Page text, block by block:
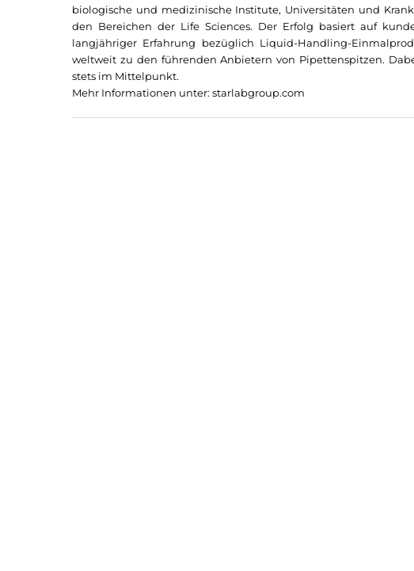
biologische und medizinische Institute, Universitäten und
den Bereichen der Life Sciences. Der Erfolg basiert auf
langjähriger Erfahrung bezüglich Liquid-Handling-
weltweit zu den führenden Anbietern von Pipettenspitzen.
stets im Mittelpunkt.
Mehr Informationen unter: starlabgroup.com